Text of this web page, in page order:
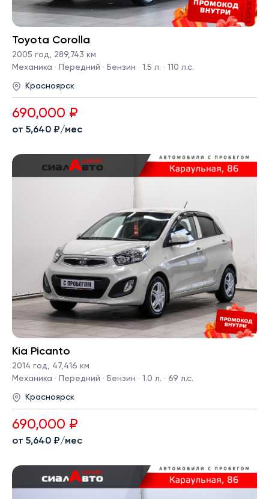
Toyota Corolla
2005 год, 289,743 км
Механика · Передний · Бензин · 1.5 л. · 110 л.с.
Красноярск
690,000 ₽
от 5,640 ₽/мес
Kia Picanto
2014 год, 47,416 км
Механика · Передний · Бензин · 1.0 л. · 69 л.с.
Красноярск
690,000 ₽
от 5,640 ₽/мес